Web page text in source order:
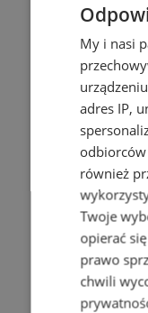
My i nasi
adres IP,
odbiorców
również
Twoje
opierać
prawo
chwili